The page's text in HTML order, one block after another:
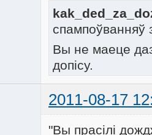
спампоўванняў
Вы не маеце
допісу.
2011-08-17
"Вы прасілі